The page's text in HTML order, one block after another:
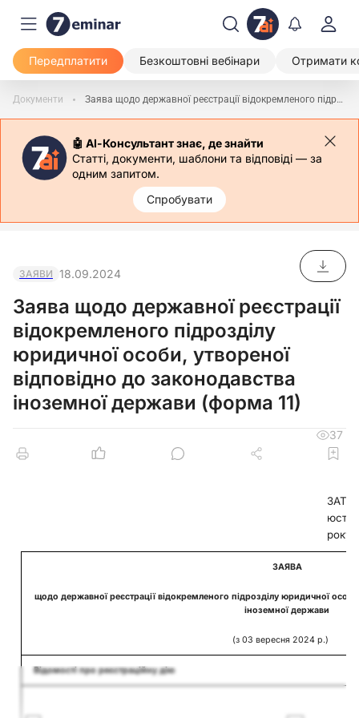
Передплатити Безкоштовні вебінари Отримати
Документи Заява щодо державної реєстрації відокремленого підрозділу юридичної особи, утвореної відповідно до законодавства іноземної держави (форма 11)
🤖 АІ-Консультант знає, де знайти
Статті, документи, шаблони та відповіді — за
одним запитом.
Спробувати
ЗАЯВИ 18.09.2024
Заява щодо державної реєстрації
відокремленого підрозділу
юридичної особи, утвореної
відповідно до законодавства
іноземної держави (форма 11)
37
року
ЗАЯВА
щодо державної реєстрації відокремленого підрозділу юридичної
іноземної держави
(з 03 вересня 2024 р.)
Відомості про реєстраційну дію